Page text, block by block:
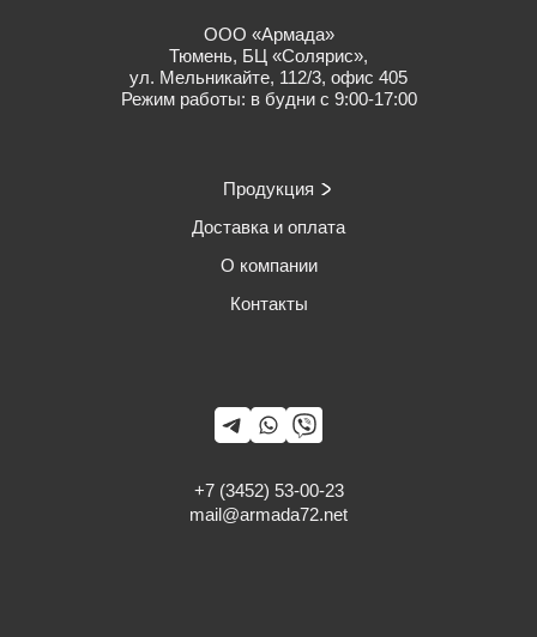
ООО «Армада»
Тюмень, БЦ «Солярис»,
ул. Мельникайте, 112/3, офис 405
Режим работы: в будни с 9:00-17:00
Продукция
Доставка и оплата
О компании
Контакты
+7 (3452) 53-00-23
mail@armada72.net